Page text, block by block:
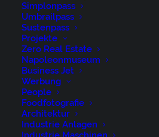
Simplonpass
Umbrailpass
Sustenpass
Projekte
Zero Real Estate
Napoleonmuseum
Business Jet
Werbung
People
Foodfotografie
Architektur
Industrie Anlagen
René Niederer Fotografie
Nürigstrasse 4
CH 9107 Urnäsch